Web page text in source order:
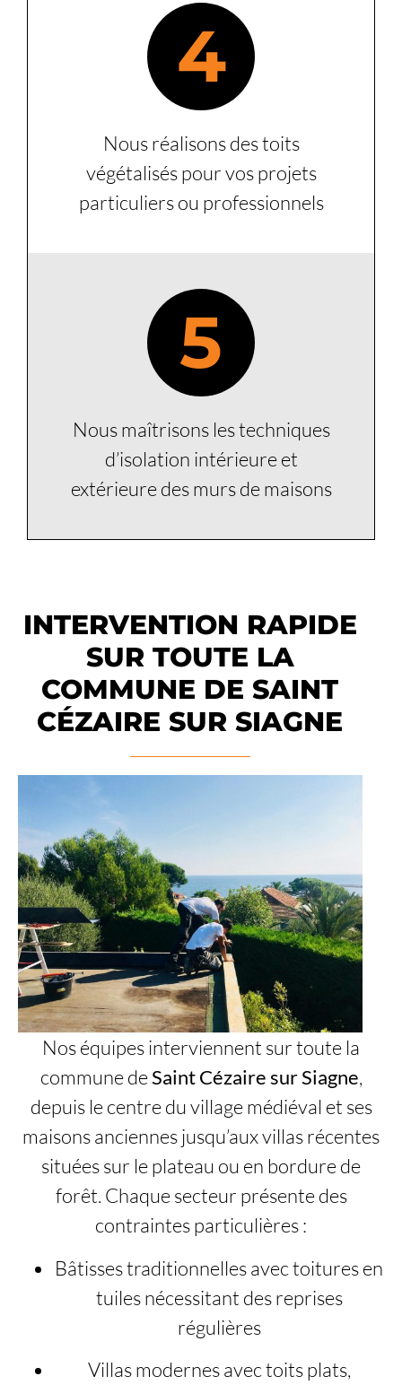
4
Nous réalisons des toits
végétalisés pour vos projets
particuliers ou professionnels
5
Nous maîtrisons les techniques
d’isolation intérieure et
extérieure des murs de maisons
INTERVENTION RAPIDE
SUR TOUTE LA
COMMUNE DE SAINT
CÉZAIRE SUR SIAGNE
Nos équipes interviennent sur toute la
commune deSaint Cézaire sur Siagne,
depuis le centre du village médiéval et ses
maisons anciennes jusqu’aux villas récentes
situées sur le plateau ou en bordure de
forêt. Chaque secteur présente des
contraintes particulières :
Bâtisses traditionnelles avec toitures en
tuiles nécessitant des reprises
régulières
Villas modernes avec toits plats,